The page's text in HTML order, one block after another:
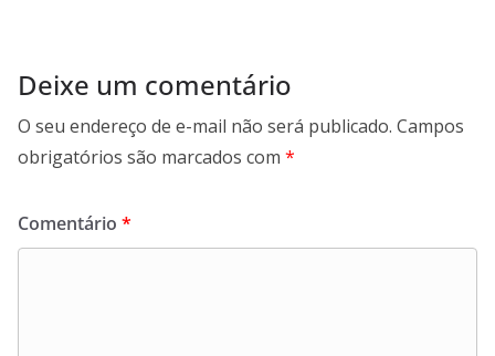
Deixe um comentário
O seu endereço de e-mail não será publicado. Campos
obrigatórios são marcados com *
Comentário *